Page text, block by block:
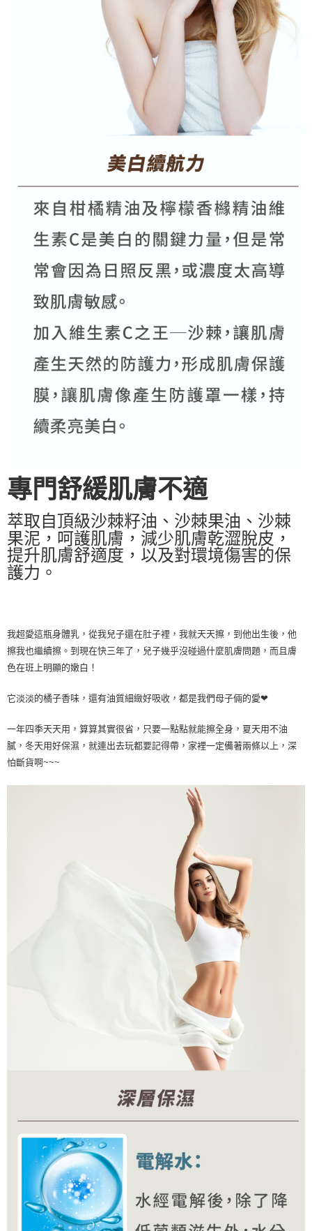
專門舒緩肌膚不適
萃取自頂級沙棘籽油、沙棘果油、沙棘
果泥，呵護肌膚，減少肌膚乾澀脫皮，
提升肌膚舒適度，以及對環境傷害的保
護力。
我超愛這瓶身體乳，從我兒子還在肚子裡，我就天天擦，到他出生後，他
擦我也繼續擦。到現在快三年了，兒子幾乎沒碰過什麼肌膚問題，而且膚
色在班上明顯的嫩白！
它淡淡的橘子香味，還有油質細緻好吸收，都是我們母子倆的愛❤
一年四季天天用，算算其實很省，只要一點點就能擦全身，夏天用不油
膩，冬天用好保濕，就連出去玩都要記得帶，家裡一定備著兩條以上，深
怕斷貨啊~~~